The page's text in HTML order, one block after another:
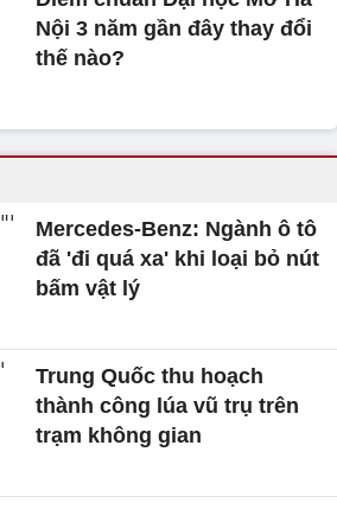
Nội 3 năm gần đây thay đổi
thế nào?
Mercedes-Benz: Ngành ô tô
đã 'đi quá xa' khi loại bỏ nút
bấm vật lý
Trung Quốc thu hoạch
thành công lúa vũ trụ trên
trạm không gian